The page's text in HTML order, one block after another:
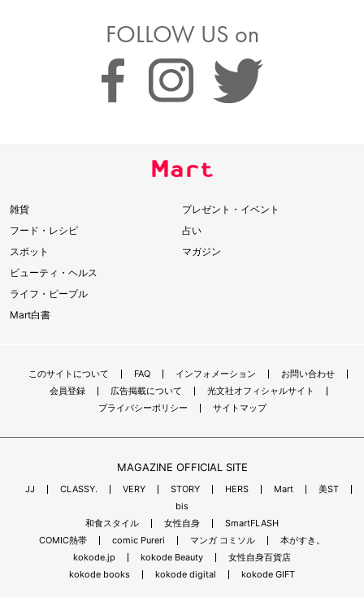
FOLLOW US on
雑貨
フード・レシピ
スポット
ビューティ・ヘルス
ライフ・ピープル
Mart白書
プレゼント・イベント
占い
マガジン
このサイトについて FAQ インフォメーション
お問い合わせ
会員登録
広告掲載について
光文社オフィシャルサイト
プライバシーポリシー
サイトマップ
MAGAZINE OFFICIAL SITE
JJ CLASSY. VERY STORY HERS Mart
美ST
bis
和食スタイル
女性自身
SmartFLASH
COMIC熱帯
comic Pureri マンガ コミソル
本がすき。
kokode.jp
kokode Beauty
女性自身百貨店
kokode books
kokode digital kokode GIFT